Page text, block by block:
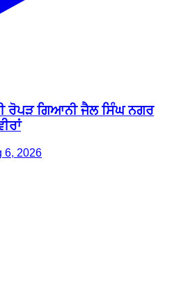
ਰੋਪੜ ਗਿਆਨੀ ਜੈਲ ਸਿੰਘ ਨਗਰ
6, 2026